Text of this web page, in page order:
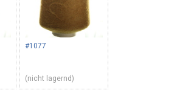
#1077
(nicht lagernd)